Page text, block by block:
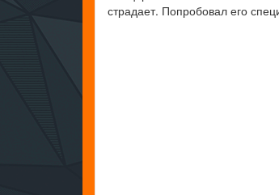
страдает. Попробовал его